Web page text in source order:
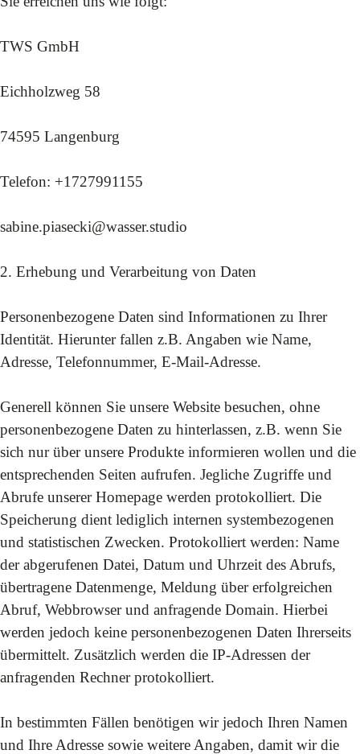
TWS GmbH
Eichholzweg 58
74595 Langenburg
Telefon: +1727991155
sabine.piasecki@wasser.studio
2. Erhebung und Verarbeitung von Daten
Personenbezogene Daten sind Informationen zu Ihrer
Identität. Hierunter fallen z.B. Angaben wie Name,
Adresse, Telefonnummer, E-Mail-Adresse.
Generell können Sie unsere Website besuchen, ohne
personenbezogene Daten zu hinterlassen, z.B. wenn Sie
sich nur über unsere Produkte informieren wollen und die
entsprechenden Seiten aufrufen. Jegliche Zugriffe und
Abrufe unserer Homepage werden protokolliert. Die
Speicherung dient lediglich internen systembezogenen
und statistischen Zwecken. Protokolliert werden: Name
der abgerufenen Datei, Datum und Uhrzeit des Abrufs,
übertragene Datenmenge, Meldung über erfolgreichen
Abruf, Webbrowser und anfragende Domain. Hierbei
werden jedoch keine personenbezogenen Daten Ihrerseits
übermittelt. Zusätzlich werden die IP-Adressen der
anfragenden Rechner protokolliert.
In bestimmten Fällen benötigen wir jedoch Ihren Namen
und Ihre Adresse sowie weitere Angaben, damit wir die